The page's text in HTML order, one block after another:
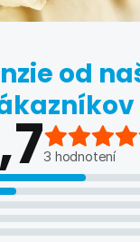
od
3 hodnotení